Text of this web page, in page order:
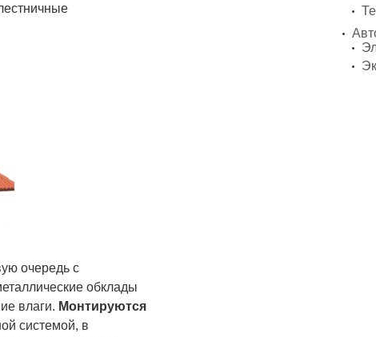
очередь с
обклады
влаги. Монтируются
системой, в